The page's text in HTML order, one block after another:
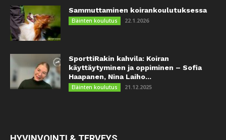
Sammuttaminen koirankoulutuksessa
Eläinten koulutus 22.1.2026
SporttiRakin kahvila: Koiran
käyttäytyminen ja oppiminen – Sofia
Haapanen, Nina Laiho...
Eläinten koulutus 21.12.2025